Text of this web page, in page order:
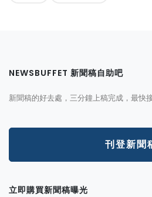
NEWSBUFFET 新聞稿自助吧
新聞稿的好去處，三分鐘上稿完成，最快
刊登新聞
立即購買新聞稿曝光